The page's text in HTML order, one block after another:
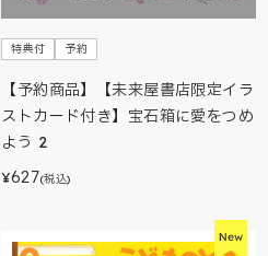
特典付 予約
【予約商品】【未来屋書店限定イラ
ストカード付き】宝石箱に愛をつめ
よう 2
¥627(税込)